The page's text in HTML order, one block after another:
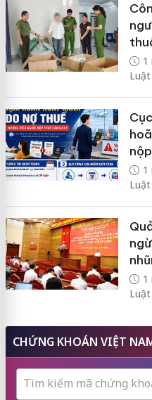
1
Luật
1
Luật
1
Luật
CHỨNG KHOÁN VIỆT
Tìm kiếm mã chứng